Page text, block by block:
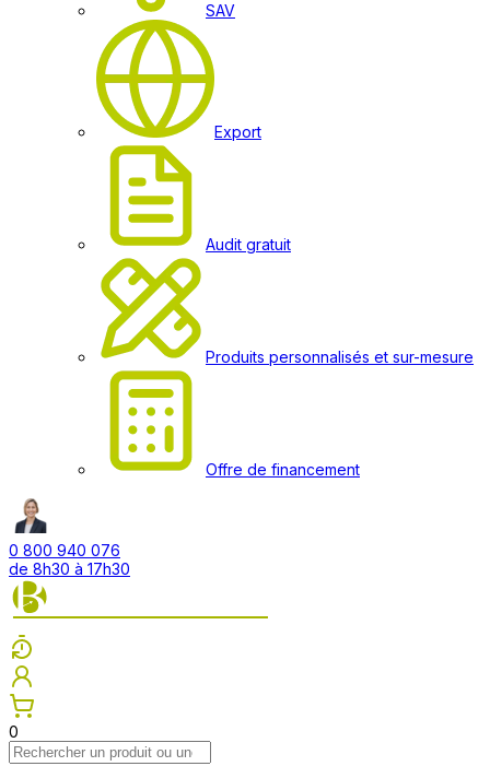
SAV
Export
Audit gratuit
Produits personnalisés et sur-mesure
Offre de financement
0 800 940 076
de 8h30 à 17h30
0